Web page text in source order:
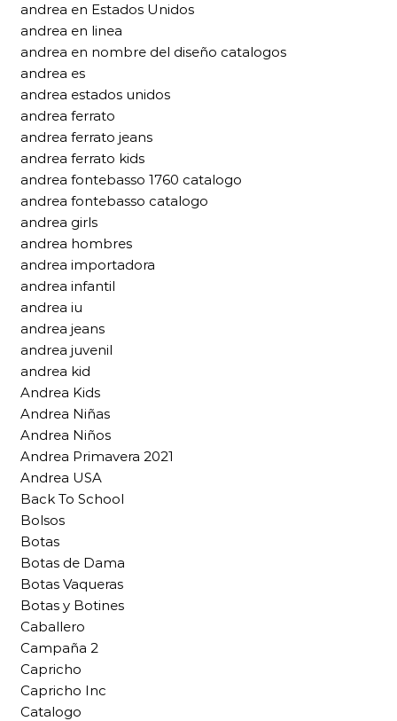
andrea en Estados Unidos
andrea en linea
andrea en nombre del diseño catalogos
andrea es
andrea estados unidos
andrea ferrato
andrea ferrato jeans
andrea ferrato kids
andrea fontebasso 1760 catalogo
andrea fontebasso catalogo
andrea girls
andrea hombres
andrea importadora
andrea infantil
andrea iu
andrea jeans
andrea juvenil
andrea kid
Andrea Kids
Andrea Niñas
Andrea Niños
Andrea Primavera 2021
Andrea USA
Back To School
Bolsos
Botas
Botas de Dama
Botas Vaqueras
Botas y Botines
Caballero
Campaña 2
Capricho
Capricho Inc
Catalogo